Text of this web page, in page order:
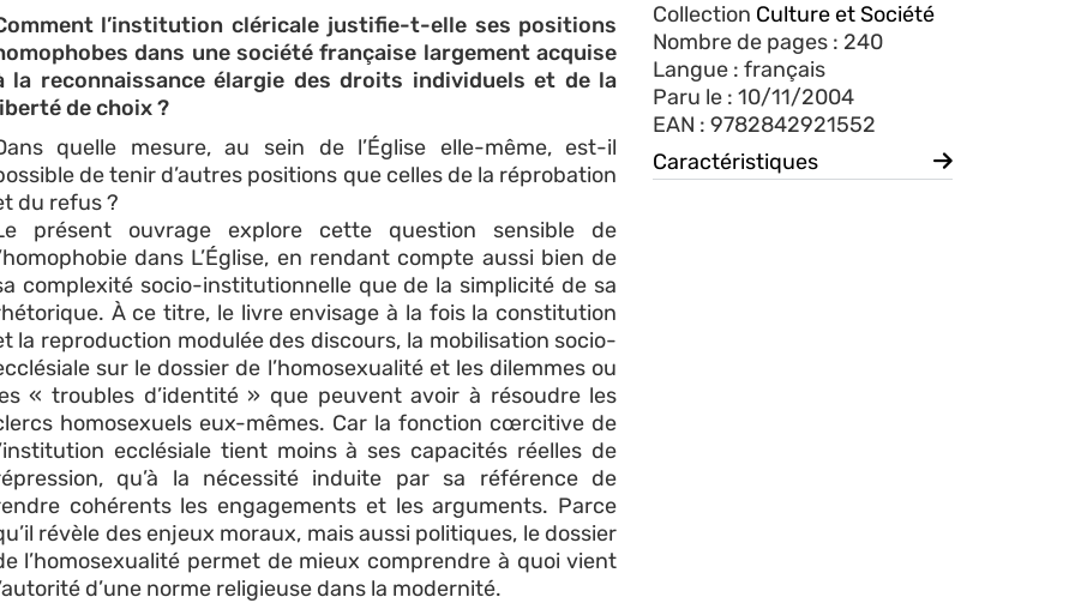
l’institution cléricale justifie-t-elle ses positions
dans une société française largement acquise
la reconnaissance élargie des droits individuels et de la
de choix ?
quelle mesure, au sein de l’Église elle-même, est-il
de tenir d’autres positions que celles de la réprobation
du refus ?
présent ouvrage explore cette question sensible de
dans L’Église, en rendant compte aussi bien de
complexité socio-institutionnelle que de la simplicité de sa
À ce titre, le livre envisage à la fois la constitution
la reproduction modulée des discours, la mobilisation socio-
sur le dossier de l’homosexualité et les dilemmes ou
« troubles d’identité » que peuvent avoir à résoudre les
homosexuels eux-mêmes. Car la fonction cœrcitive de
ecclésiale tient moins à ses capacités réelles de
qu’à la nécessité induite par sa référence de
cohérents les engagements et les arguments. Parce
révèle des enjeux moraux, mais aussi politiques, le dossier
l’homosexualité permet de mieux comprendre à quoi vient
d’une norme religieuse dans la modernité.
Collection Culture et Société
Nombre de pages : 240
Langue : français
Paru le : 10/11/2004
EAN : 9782842921552
Caractéristiques